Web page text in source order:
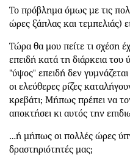
Το πρόβλημα όμως με τις
ώρες ξάπλας και τεμπελιάς)
Τώρα θα μου πείτε τι σχέση
επειδή κατά τη διάρκεια του
"ύψος" επειδή δεν
οι ελεύθερες ρίζες
κρεβάτι; Μήπως πρέπει να
αποκτήσει κι αυτός την
…ή μήπως οι πολλές ώρες
δραστηριότητές μας;